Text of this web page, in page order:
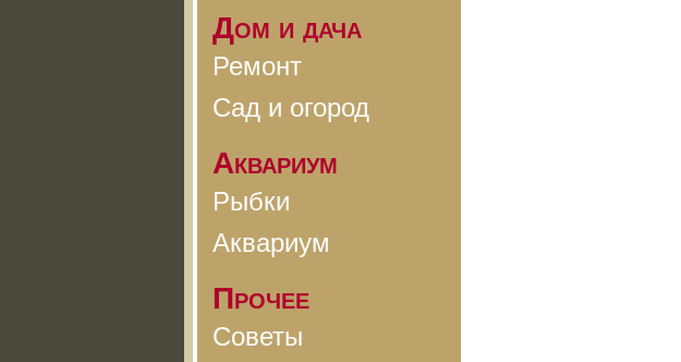
Дом и дача
Ремонт
Сад и огород
Аквариум
Рыбки
Аквариум
Прочее
Советы